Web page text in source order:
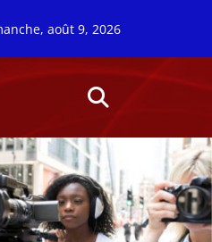
août 9, 2026